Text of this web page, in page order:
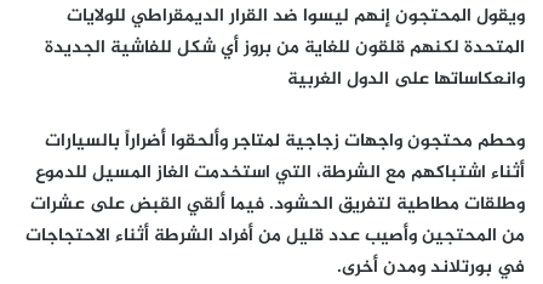
ويقول المحتجون إنهم ليسوا ضد القرار الديمقراطي للولايات
المتحدة لكنهم قلقون للغاية من بروز أي شكل للفاشية الجديدة
وانعكاساتها على الدول الغربية
وحطم محتجون واجهات زجاجية لمتاجر وألحقوا أضراراً بالسيارات
أثناء اشتباكهم مع الشرطة، التي استخدمت الغاز المسيل للدموع
وطلقات مطاطية لتفريق الحشود. فيما ألقي القبض على عشرات
من المحتجين وأصيب عدد قليل من أفراد الشرطة أثناء الاحتجاجات
في بورتلاند ومدن أخرى.